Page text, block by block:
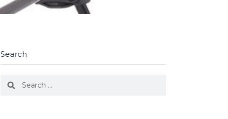
Search
SearchSearch